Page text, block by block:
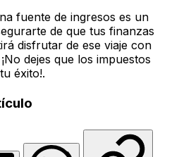
fuente de ingresos es un
de que tus finanzas
disfrutar de ese viaje con
dejes que los impuestos
éxito!.